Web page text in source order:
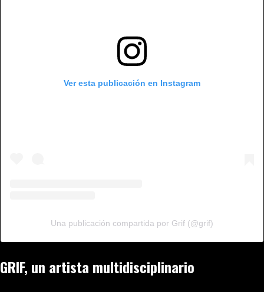
Ver esta publicación en Instagram
Una publicación compartida por Grif (@grif)
GRIF, un artista multidisciplinario